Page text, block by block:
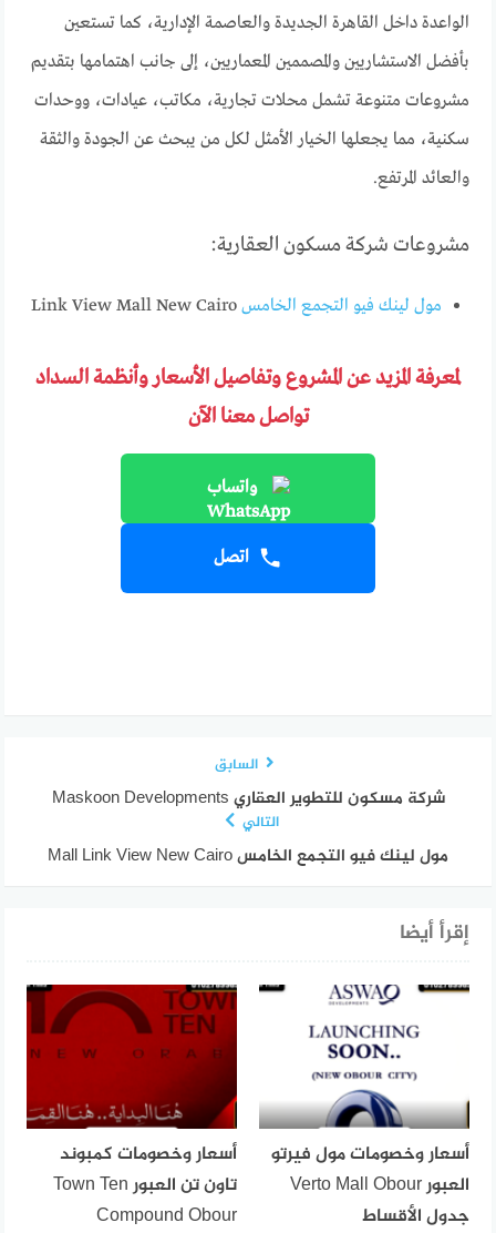
الواعدة داخل القاهرة الجديدة والعاصمة الإدارية، كما تستعين
بأفضل الاستشاريين والمصممين المعماريين، إلى جانب اهتمامها بتقديم
مشروعات متنوعة تشمل محلات تجارية، مكاتب، عيادات، ووحدات
سكنية، مما يجعلها الخيار الأمثل لكل من يبحث عن الجودة والثقة
والعائد المرتفع.
مشروعات شركة مسكون العقارية:
مول لينك فيو التجمع الخامس Link View Mall New Cairo
لمعرفة المزيد عن المشروع وتفاصيل الأسعار وأنظمة السداد
تواصل معنا الآن
واتساب
اتصل
السابق
شركة مسكون للتطوير العقاري Maskoon Developments
التالي
مول لينك فيو التجمع الخامس Mall Link View New Cairo
إقرأ أيضا
أسعار وخصومات مول فيرتو
العبور Verto Mall Obour
جدول الأقساط
أسعار وخصومات كمبوند
تاون تن العبور Town Ten
Compound Obour